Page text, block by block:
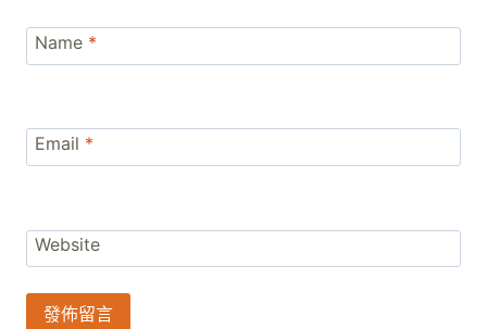
Name *
Email *
Website